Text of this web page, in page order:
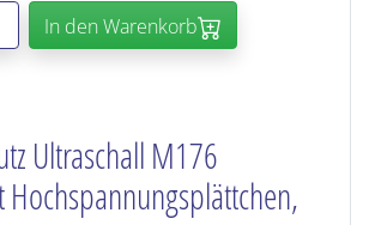
In den Warenkorb
Ultraschall M176
Hochspannungsplättchen,